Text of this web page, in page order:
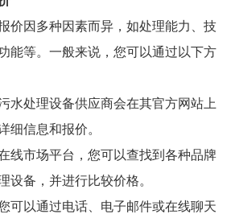
价因多种因素而异，如处理能力、技
能等。一般来说，您可以通过以下方
水处理设备供应商会在其官方网站上
细信息和报价。
线市场平台，您可以查找到各种品牌
设备，并进行比较价格。
可以通过电话、电子邮件或在线聊天